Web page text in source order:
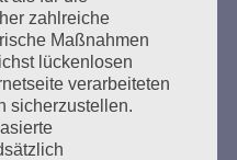
zahlreiche
Maßnahmen
lückenlosen
verarbeiteten
sicherzustellen.